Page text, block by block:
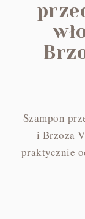
Szampon
i Brzoza
praktycznie